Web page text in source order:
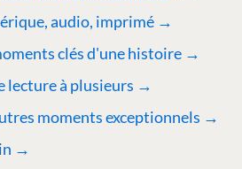
audio, imprimé →
clés d'une histoire →
lecture à plusieurs →
moments exceptionnels →
→